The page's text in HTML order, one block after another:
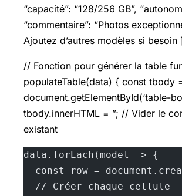
“capacité”: “128/256 GB”,
“commentaire”: “Photos
Ajoutez d’autres modèles si besoin
// Fonction pour générer la table
populateTable(data) { const tbody
document.getElementById(‘table-
tbody.innerHTML = ”; // Vider le
existant
data.forEach(model => {
const row =
  // Créer chaque cellule